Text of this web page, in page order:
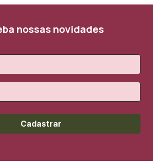
nossas novidades
Cadastrar